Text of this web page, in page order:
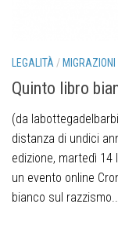
LEGALITÀ / MIGRAZIONI
Quinto libro
(da
distanza di undici
edizione, martedì 14
un evento online
bianco sul